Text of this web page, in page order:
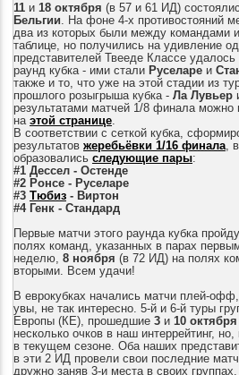
11и 18октября (в 57 и 61 ИД)
Бельгии. На фоне 4-х противостояний
два из которых были между командами
таблице, но получились на удивление
представителей Твееде Классе
раунд кубка - ими стали Руселареи
также и то, что уже на этой стадии из
прошлого розыгрыша кубка - Ла Лувьер
результатами матчей 1/8 финала можно
на этой странице.
В соответствии с сеткой кубка,
результатов жеребьёвки 1/16 финала,
образовались следующие пары:
#1 Дессел - Остенде
#2 Ронсе - Руселаре
#3 Тюбиз- Виртон
#4 Генк- Стандард
Первые матчи этого раунда кубка
полях команд, указанных в парах
неделю, 8 ноября (в 72 ИД) на полях
вторыми. Всем удачи!
В еврокубках начались матчи плей-
увы, не так интересно. 5-й и 6-й туры
Европы (КЕ), прошедшие 3и 10 октября
несколько очков в наш интеррейтинг,
в текущем сезоне. Оба наших
в эти 2 ИД провели свои последние
дружно заняв 3-и места в своих